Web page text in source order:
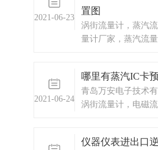
2021-06-23
置图
涡街流量计，蒸汽
量计厂家，蒸汽流
2021-06-24
哪里有蒸汽IC卡
青岛万安电子技术
涡街流量计，电磁
仪器，水质监测设
仪器仪表进出口